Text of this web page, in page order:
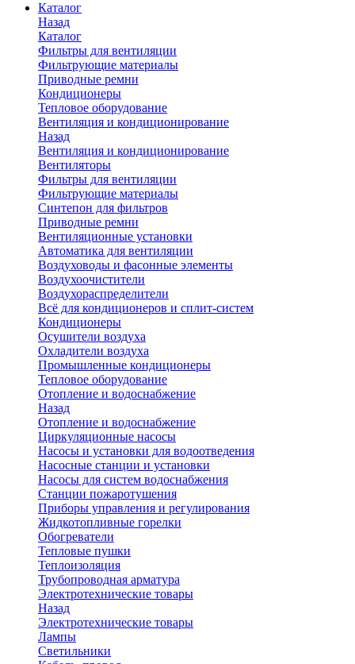
Каталог
Назад
Каталог
Фильтры для вентиляции
Фильтрующие материалы
Приводные ремни
Кондиционеры
Тепловое оборудование
Вентиляция и кондиционирование
Назад
Вентиляция и кондиционирование
Вентиляторы
Фильтры для вентиляции
Фильтрующие материалы
Синтепон для фильтров
Приводные ремни
Вентиляционные установки
Автоматика для вентиляции
Воздуховоды и фасонные элементы
Воздухоочистители
Воздухораспределители
Всё для кондиционеров и сплит-систем
Кондиционеры
Осушители воздуха
Охладители воздуха
Промышленные кондиционеры
Тепловое оборудование
Отопление и водоснабжение
Назад
Отопление и водоснабжение
Циркуляционные насосы
Насосы и установки для водоотведения
Насосные станции и установки
Насосы для систем водоснабжения
Станции пожаротушения
Приборы управления и регулирования
Жидкотопливные горелки
Обогреватели
Тепловые пушки
Теплоизоляция
Трубопроводная арматура
Электротехнические товары
Назад
Электротехнические товары
Лампы
Светильники